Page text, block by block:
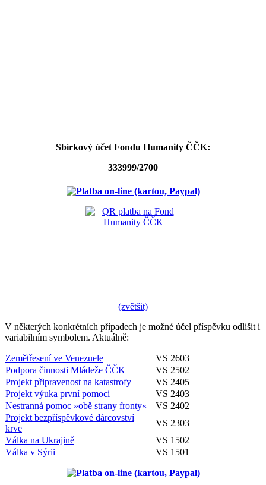
Sbírkový účet Fondu Humanity ČČK:
333999/2700
(zvětšit)
V některých konkrétních případech je možné účel příspěvku odlišit i
variabilním symbolem. Aktuálně:
Zemětřesení ve Venezuele
VS 2603
Podpora činnosti Mládeže ČČK
VS 2502
Projekt připravenost na katastrofy
VS 2405
Projekt výuka první pomoci
VS 2403
Nestranná pomoc »obě strany fronty«
VS 2402
Projekt bezpříspěvkové dárcovství
krve
VS 2303
Válka na Ukrajině
VS 1502
Válka v Sýrii
VS 1501